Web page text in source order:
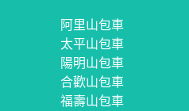
阿里山包車
太平山包車
陽明山包車
合歡山包車
福壽山包車